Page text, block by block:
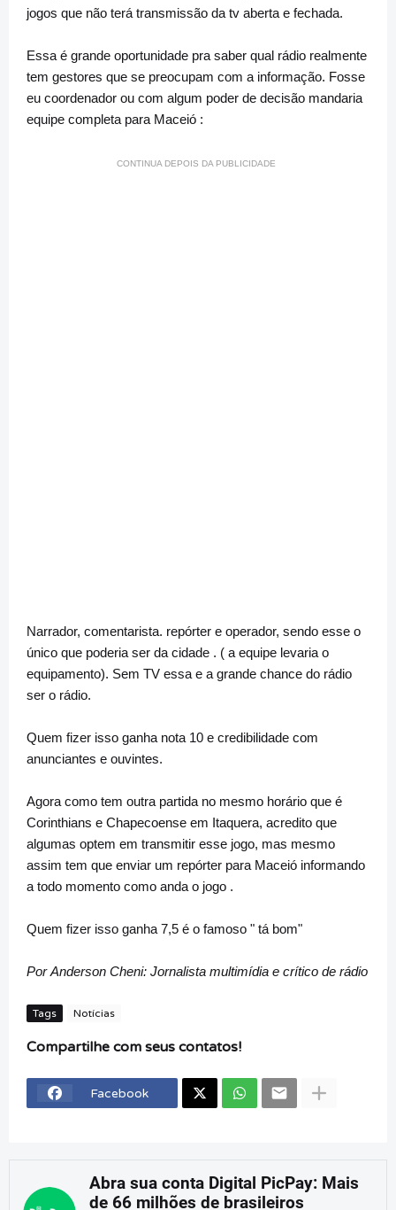
jogos que não terá transmissão da tv aberta e fechada.
Essa é grande oportunidade pra saber qual rádio realmente
tem gestores que se preocupam com a informação. Fosse
eu coordenador ou com algum poder de decisão mandaria
equipe completa para Maceió :
CONTINUA DEPOIS DA PUBLICIDADE
Narrador, comentarista. repórter e operador, sendo esse o
único que poderia ser da cidade . ( a equipe levaria o
equipamento). Sem TV essa e a grande chance do rádio
ser o rádio.
Quem fizer isso ganha nota 10 e credibilidade com
anunciantes e ouvintes.
Agora como tem outra partida no mesmo horário que é
Corinthians e Chapecoense em Itaquera, acredito que
algumas optem em transmitir esse jogo, mas mesmo
assim tem que enviar um repórter para Maceió informando
a todo momento como anda o jogo .
Quem fizer isso ganha 7,5 é o famoso " tá bom"
Por Anderson Cheni: Jornalista multimídia e crítico de rádio
Tags Notícias
Compartilhe com seus contatos!
Facebook
Abra sua conta Digital PicPay: Mais
de 66 milhões de brasileiros